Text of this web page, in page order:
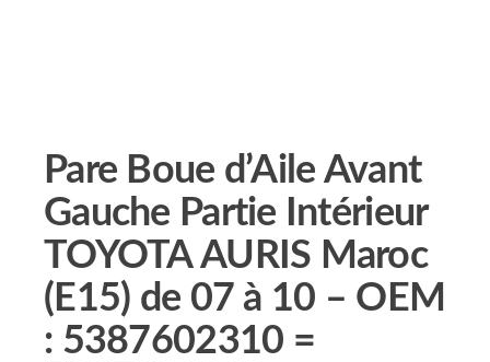
Pare Boue d’Aile Avant
Gauche Partie Intérieur
TOYOTA AURIS Maroc
(E15) de 07 à 10 – OEM
: 5387602310 =